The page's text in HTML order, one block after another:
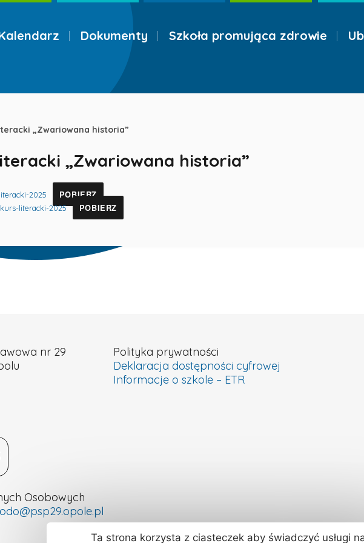
Dokumenty Szkoła promująca zdrowie
„Zwariowana historia”
„Zwariowana historia”
2025 POBIERZ
literacki-2025 POBIERZ
nr 29
Osobowych
Polityka prywatności
Deklaracja dostępności cyfrowej
Informacje o szkole – ETR
Ta strona korzysta z ciasteczek aby świadczyć usługi